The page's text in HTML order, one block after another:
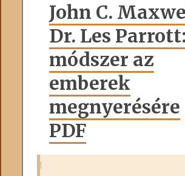
John C.
Dr. Les
módszer az
emberek
megnyerésére
PDF
|